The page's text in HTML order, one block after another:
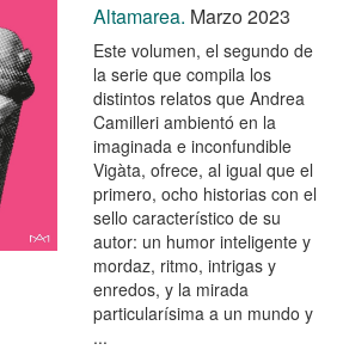
Altamarea. Marzo 2023
Este volumen, el segundo de
la serie que compila los
distintos relatos que Andrea
Camilleri ambientó en la
imaginada e inconfundible
Vigàta, ofrece, al igual que el
primero, ocho historias con el
sello característico de su
autor: un humor inteligente y
mordaz, ritmo, intrigas y
enredos, y la mirada
particularísima a un mundo y
...